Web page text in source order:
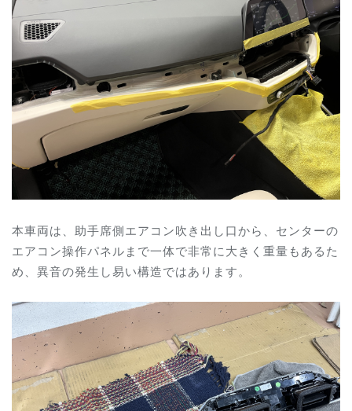
本車両は、助手席側エアコン吹き出し口から、センターの
エアコン操作パネルまで一体で非常に大きく重量もあるた
め、異音の発生し易い構造ではあります。